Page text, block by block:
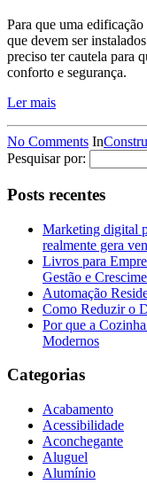
Para que uma
que devem ser
preciso ter cautela para
conforto e segurança.
Ler mais
No Comments In
Pesquisar por:
Posts recentes
Marketing digital
realmente gera
Livros para
Gestão e
Automação
Como Reduzir o
Por que a
Modernos
Categorias
Acabamento
Acessibilidade
Aconchegante
Aluguel
Alumínio